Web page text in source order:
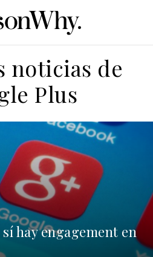
noticias de
Plus
hay engagement en